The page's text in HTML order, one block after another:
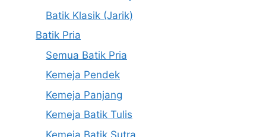
Batik Klasik (Jarik)
Batik Pria
Semua Batik Pria
Kemeja Pendek
Kemeja Panjang
Kemeja Batik Tulis
Kemeja Batik Sutra